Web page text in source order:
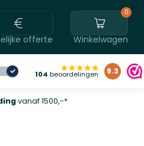
offerte
0
Winkelwagen
104 beoordelingen 9.3
vanaf 1500,-*